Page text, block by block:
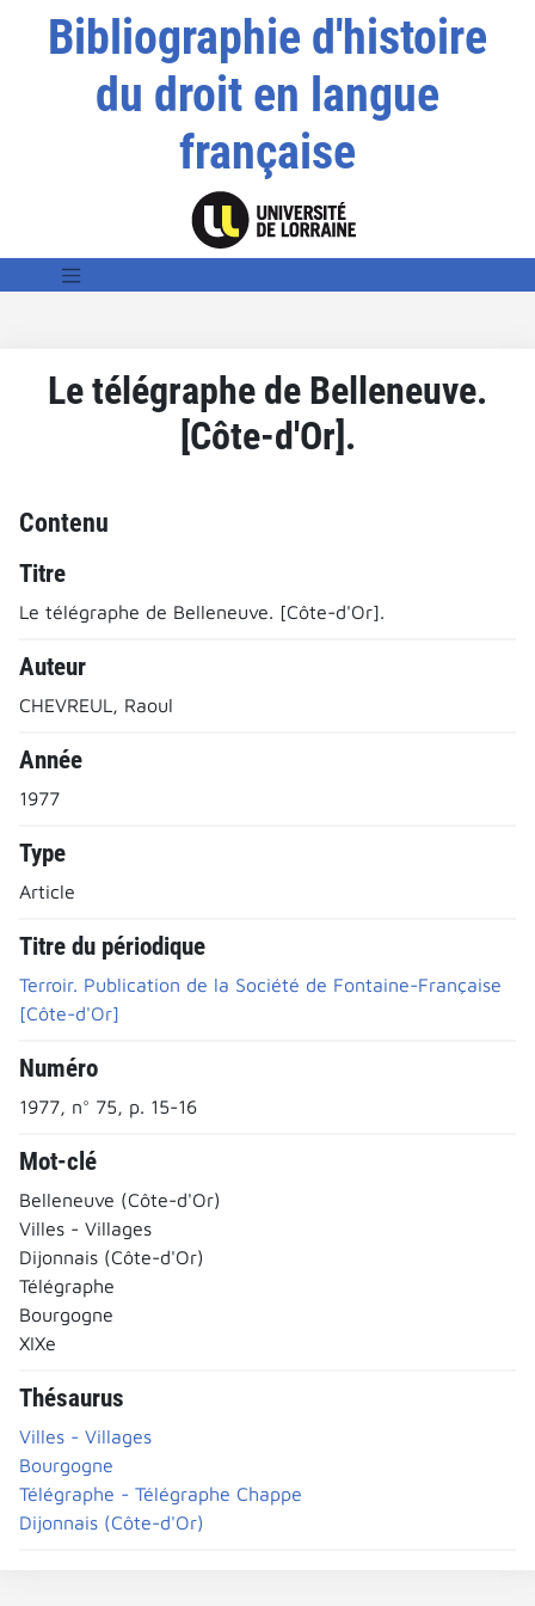
Bibliographie d'histoire
du droit en langue
française
Le télégraphe de Belleneuve.
[Côte-d'Or].
Contenu
Titre
Le télégraphe de Belleneuve. [Côte-d'Or].
Auteur
CHEVREUL, Raoul
Année
1977
Type
Article
Titre du périodique
Terroir. Publication de la Société de Fontaine-Française
[Côte-d'Or]
Numéro
1977, n° 75, p. 15-16
Mot-clé
Belleneuve (Côte-d'Or)
Villes - Villages
Dijonnais (Côte-d'Or)
Télégraphe
Bourgogne
XIXe
Thésaurus
Villes - Villages
Bourgogne
Télégraphe - Télégraphe Chappe
Dijonnais (Côte-d'Or)